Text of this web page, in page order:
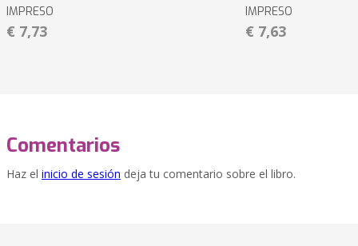
IMPRESO
€ 7,73
IMPRESO
€ 7,63
Comentarios
Haz el inicio de sesión deja tu comentario sobre el libro.